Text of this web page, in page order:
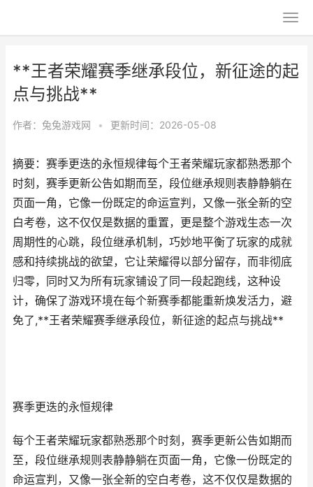
**王者荣耀赛季继承段位，新征途的起
点与挑战**
作者： 兔兔游戏网 • 更新时间：2026-05-08
摘要：赛季更迭的永恒规律每个王者荣耀玩家都熟悉那个
时刻，赛季更新公告如期而至，段位继承规则表静静躺在
页面一角，它像一份既定的命运宣判，又像一张全新的空
白考卷，这不仅仅是数据的重置，更是整个游戏生态一次
周期性的心跳，段位继承机制，巧妙地平衡了玩家的成就
感和持续挑战的欲望，它让荣耀得以部分留存，而非彻底
归零，同时又为所有玩家铺设了同一段起跑线，这种设
计，确保了游戏环境在每个新赛季都能重新焕发活力，避
免了,**王者荣耀赛季继承段位，新征途的起点与挑战**
赛季更迭的永恒规律
每个王者荣耀玩家都熟悉那个时刻，赛季更新公告如期而
至，段位继承规则表静静躺在页面一角，它像一份既定的
命运宣判，又像一张全新的空白考卷，这不仅仅是数据的